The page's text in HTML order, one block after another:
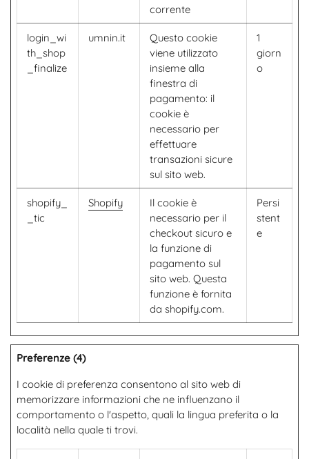
corrente
login_wi
th_shop
_finalize
umnin.it
Questo cookie
viene utilizzato
insieme alla
finestra di
pagamento: il
cookie è
necessario per
effettuare
transazioni sicure
sul sito web.
1
giorn
o
shopify_
_tic
Shopify
Il cookie è
necessario per il
checkout sicuro e
la funzione di
pagamento sul
sito web. Questa
funzione è fornita
da shopify.com.
Persi
stent
e
Preferenze (4)
I cookie di preferenza consentono al sito web di
memorizzare informazioni che ne influenzano il
comportamento o l'aspetto, quali la lingua preferita o la
località nella quale ti trovi.